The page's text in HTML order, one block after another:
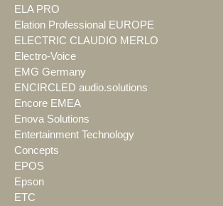
ELA PRO
Elation Professional EUROPE
ELECTRIC CLAUDIO MERLO
Electro-Voice
EMG Germany
ENCIRCLED audio.solutions
Encore EMEA
Enova Solutions
Entertainment Technology
Concepts
EPOS
Epson
ETC